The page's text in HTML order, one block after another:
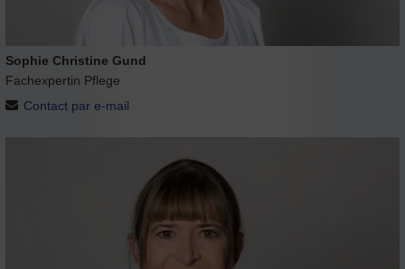
Sophie Christine Gund
Fachexpertin Pflege
Contact par e-mail